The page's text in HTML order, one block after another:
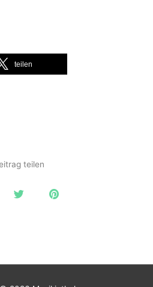
teilen
teilen